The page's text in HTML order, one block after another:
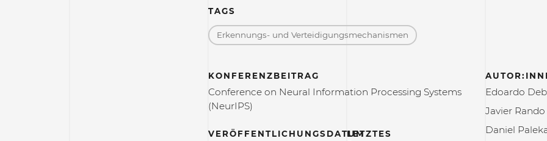
TAGS
Erkennungs- und Verteidigungs­mechanismen
KONFERENZBEITRAG
Conference on Neural Information Processing Systems
(NeurIPS)
VERÖFFENTLICHUNGSDATUMLETZTES
Edoardo
Javier Rando
Daniel